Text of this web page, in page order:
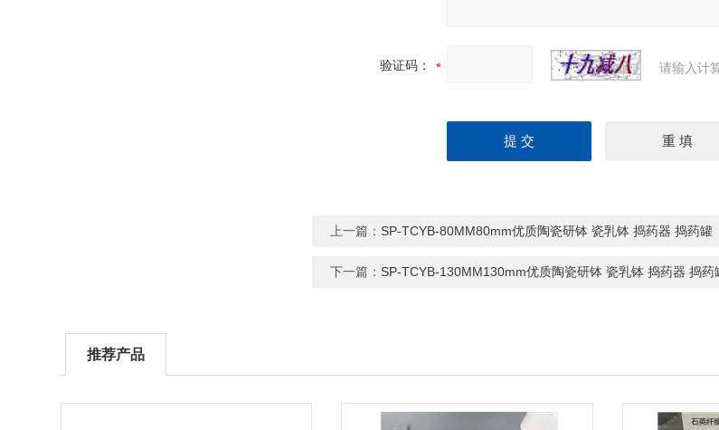
验证码： 请输入计
上一篇： SP-TCYB-80MM80mm优质陶瓷研钵 瓷乳钵 捣药器 捣药罐
下一篇： SP-TCYB-130MM130mm优质陶瓷研钵 瓷乳钵 捣药器 捣药
推荐产品